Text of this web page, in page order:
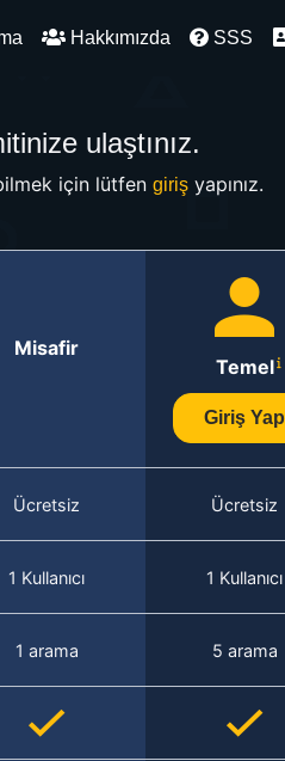
Hakkımızda SSS
ulaştınız.
için lütfen girişyapınız.
Misafir
Temel
Giriş Yap
Ücretsiz Ücretsiz
1 Kullanıcı 1 Kullanıcı
1 arama 5 arama